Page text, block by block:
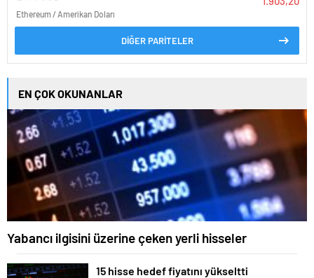
Ethereum / Amerikan Doları
DİĞER PARİTELER
EN ÇOK OKUNANLAR
Yabancı ilgisini üzerine çeken yerli hisseler
15 hisse hedef fiyatını yükseltti